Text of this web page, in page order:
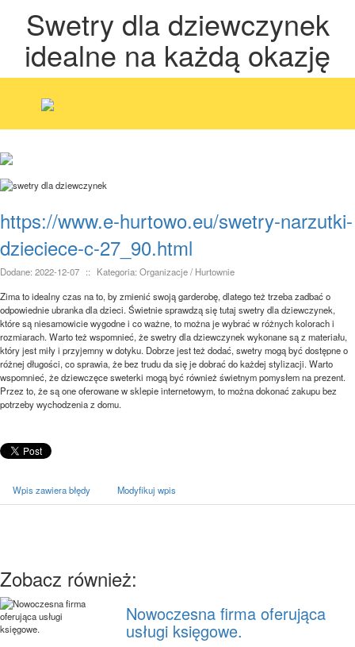
Swetry dla dziewczynek
idealne na każdą okazję
https://www.e-hurtowo.eu/swetry-narzutki-
dzieciece-c-27_90.html
Dodane: 2022-12-07 ::
Kategoria: Organizacje / Hurtownie
Zima to idealny czas na to, by zmienić swoją garderobę, dlatego też trzeba zadbać o
odpowiednie ubranka dla dzieci. Świetnie sprawdzą się tutaj swetry dla dziewczynek,
które są niesamowicie wygodne i co ważne, to można je wybrać w różnych kolorach i
rozmiarach. Warto też wspomnieć, że swetry dla dziewczynek wykonane są z materiału,
który jest miły i przyjemny w dotyku. Dobrze jest też dodać, swetry mogą być dostępne o
różnej długości, co sprawia, że bez trudu da się je dobrać do każdej stylizacji. Warto
wspomnieć, że dziewczęce sweterki mogą być również świetnym pomysłem na prezent.
Przez to, że są one oferowane w sklepie internetowym, to można dokonać zakupu bez
potrzeby wychodzenia z domu.
Wpis zawiera błędy Modyfikuj wpis
Zobacz również:
Nowoczesna firma oferująca
usługi księgowe.